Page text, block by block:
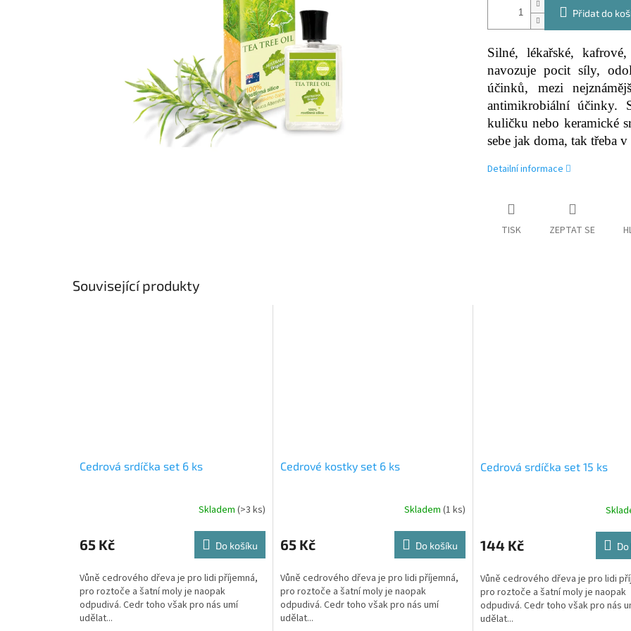
Přidat do
Silné, lékařské,
navozuje pocit síly,
účinků, mezi
antimikrobiální účinky.
kuličku nebo keramické
sebe jak doma, tak třeba v
Detailní informace
TISK ZEPTAT SE
Související produkty
Cedrová srdíčka set 6 ks
produktu
je
z
5
hvězdiček.
Skladem (>3 ks)
65 Kč Do košíku
Vůně cedrového dřeva je pro lidi příjemná,
pro roztoče a šatní moly je naopak
odpudivá. Cedr toho však pro nás umí
udělat...
Cedrové kostky set 6 ks
Skladem (1 ks)
65 Kč Do košíku
Vůně cedrového dřeva je pro lidi příjemná,
pro roztoče a šatní moly je naopak
odpudivá. Cedr toho však pro nás umí
udělat...
Cedrová srdíčka set 15 ks
144 Kč
Vůně cedrového dřeva je pro lidi
pro roztoče a šatní moly je naopak
odpudivá. Cedr toho však pro nás
udělat...